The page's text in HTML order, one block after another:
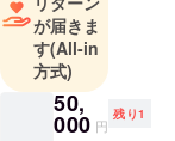
が届きま
す(All-in
方式)
50,
000 円
残り1